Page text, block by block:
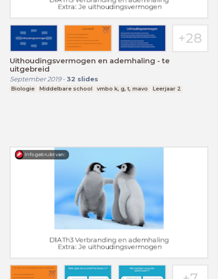
Uithoudingsvermogen en ademhaling - te
uitgebreid
September 2019- 32 slides
Biologie Middelbare school vmbo k, g, t, mavo Leerjaar 2